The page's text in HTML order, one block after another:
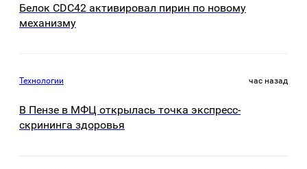
Белок CDC42 активировал пирин по новому
механизму
Технологии час назад
В Пензе в МФЦ открылась точка экспресс-
скрининга здоровья